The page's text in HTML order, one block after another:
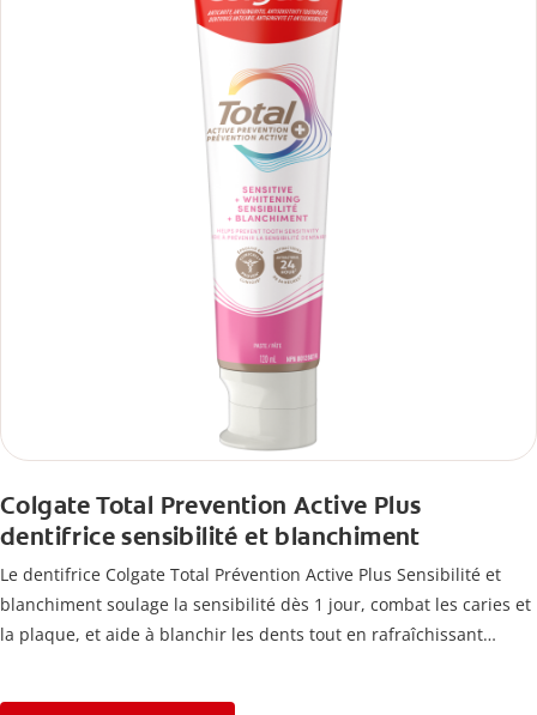
Colgate Total Prevention Active Plus
dentifrice sensibilité et blanchiment
Le dentifrice Colgate Total Prévention Active Plus Sensibilité et
blanchiment soulage la sensibilité dès 1 jour, combat les caries et
la plaque, et aide à blanchir les dents tout en rafraîchissant